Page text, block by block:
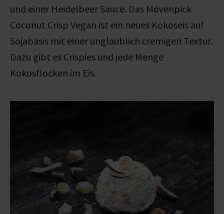
und einer Heidelbeer Sauce. Das Mövenpick
Coconut Crisp Vegan ist ein neues Kokoseis auf
Sojabasis mit einer unglaublich cremigen Textur.
Dazu gibt es Crispies und jede Menge
Kokosflocken im Eis.